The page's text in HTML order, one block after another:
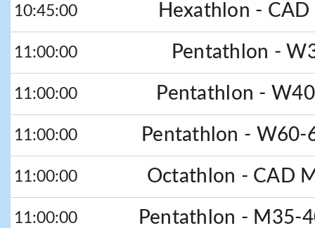
10:45:00 Hexathlon -
11:00:00 Pentathlon -
11:00:00 Pentathlon -
11:00:00 Pentathlon - W60-
11:00:00 Octathlon - CAD
11:00:00 Pentathlon - M35-